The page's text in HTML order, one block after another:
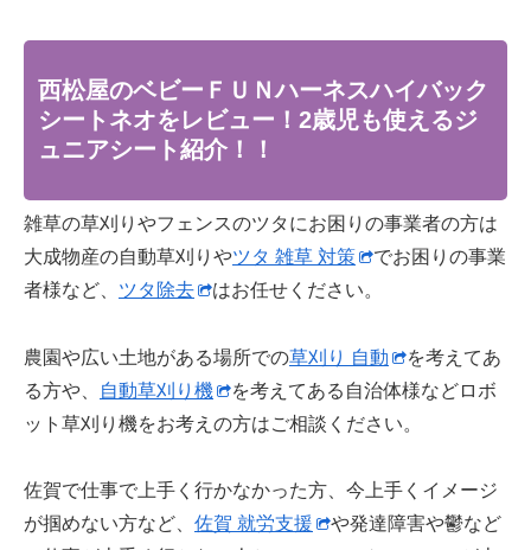
西松屋のベビーＦＵＮハーネスハイバック
シートネオをレビュー！2歳児も使えるジ
ュニアシート紹介！！
雑草の草刈りやフェンスのツタにお困りの事業者の方は
大成物産の自動草刈りやツタ 雑草 対策
でお困りの事業
者様など、 ツタ除去 はお任せください。
農園や広い土地がある場所での草刈り 自動
を考えてあ
る方や、
自動草刈り機
を考えてある自治体様などロボ
ット草刈り機をお考えの方はご相談ください。
佐賀で仕事で上手く行かなかった方、今上手くイメージ
が掴めない方など、 佐賀 就労支援
や発達障害や鬱など